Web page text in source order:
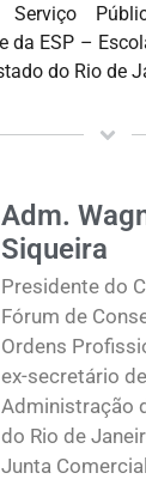
Serviço
da ESP –
do Rio de
Adm.
Siqueira
Presidente do
Fórum de
Ordens
ex-secretário de
Administração
do Rio de
Junta